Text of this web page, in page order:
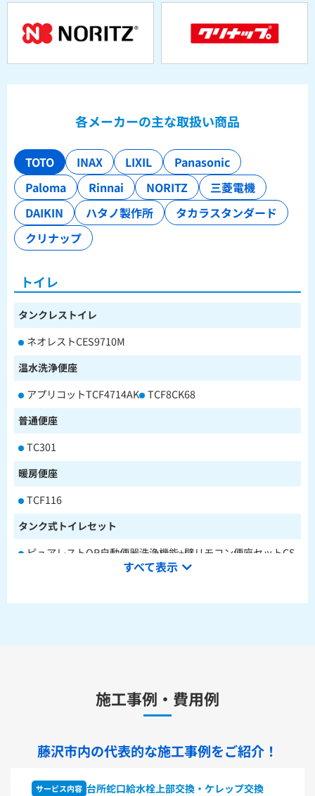
各メーカーの主な取扱い商品
TOTO INAX LIXIL
Panasonic
Paloma
Rinnai NORITZ
三菱電機
DAIKIN
ハタノ製作所
タカラスタンダード
クリナップ
トイレ
タンクレストイレ
ネオレストCES9710M
温水洗浄便座
アプリコットTCF4714AK TCF8CK68
普通便座
TC301
暖房便座
TCF116
タンク式トイレセット
ピュアレストQR自動便器洗浄機能+壁リモコン便座セットCS
232BM+SH233BA+TCF4714AK
TKS05321Z TKS05305JA TKS05305ZA
TKS05301J TKS05311J TKS05310J
洗面化粧台用水栓金具
TLHG30ES TLHG30ERZ
TLHG31AEFR TLHG31AEFZ TLHG30EGR TLHG30EGZ
すべて表示
施工事例・費用例
藤沢市内の代表的な施工事例をご紹介！
サービス内容 台所蛇口給水栓上部交換・ケレップ交換